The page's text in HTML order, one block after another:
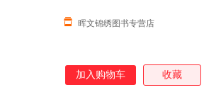
晖文锦绣图书专营店
加入购物车 收藏